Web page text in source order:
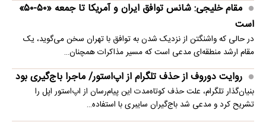
مقام خلیجی: شانس توافق ایران و آمریکا تا جمعه «۵۰-۵۰»
است
در حالی که واشنگتن از نزدیک شدن به توافق با تهران سخن می‌گوید، یک
مقام ارشد منطقه‌ای مدعی است که مسیر مذاکرات همچنان…
روایت دوروف از حذف تلگرام از اپ‌استور/ ماجرا باج‌گیری بود
بنیان‌گذار تلگرام، علت حذف کوتاه‌مدت این پیام‌رسان از اپ‌استور اپل را
تشریح کرد و مدعی شد باج‌گیران سایبری با استفاده…